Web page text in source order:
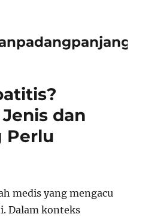
dan
Perlu
medis yang mengacu
Dalam konteks